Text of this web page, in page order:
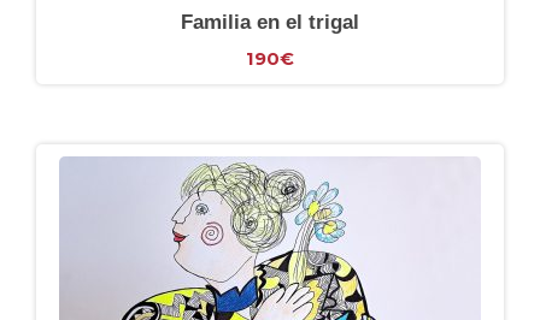
Familia en el trigal
190€